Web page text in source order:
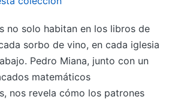
no solo habitan en los libros de
sorbo de vino, en cada iglesia
Pedro Miana, junto con un
matemáticos
nos revela cómo los patrones